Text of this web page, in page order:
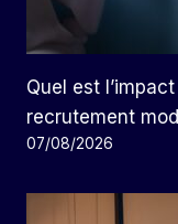
Quel est
recrutement
07/08/2026